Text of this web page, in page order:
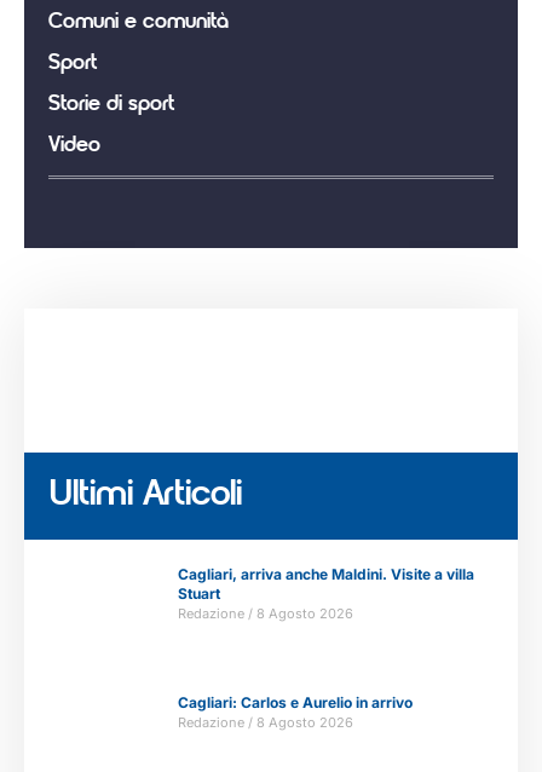
Comuni e comunità
Sport
Storie di sport
Video
Ultimi Articoli
Cagliari, arriva anche Maldini. Visite a villa
Stuart
Redazione 8 Agosto 2026
Cagliari: Carlos e Aurelio in arrivo
Redazione 8 Agosto 2026